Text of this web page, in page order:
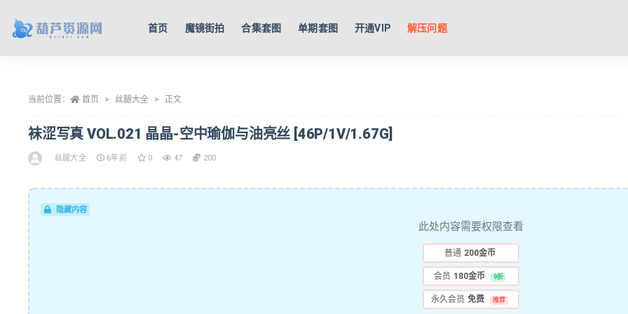
首页 魔镜街拍 合集套图 单期套图 开通VIP 解压问题
当前位置： 首页 丝腿大全 正文
袜涩写真 VOL.021 晶晶-空中瑜伽与油亮丝 [46P/1V/1.67G]
丝腿大全 6年前 0 47 200
隐藏内容
此处内容需要权限查看
普通 200金币
会员 180金币 9折
永久会员 免费 推荐
全部